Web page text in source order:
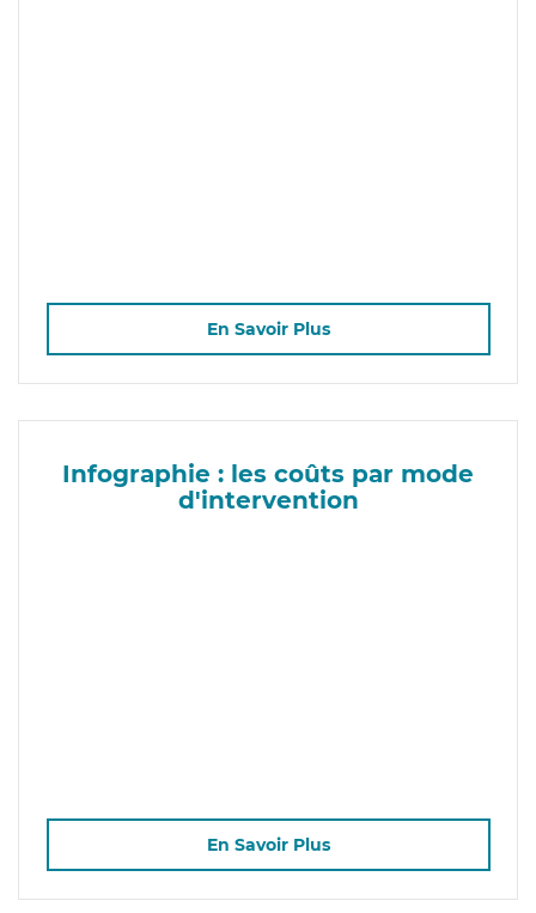
En Savoir Plus
Infographie : les coûts par mode
d'intervention
En Savoir Plus